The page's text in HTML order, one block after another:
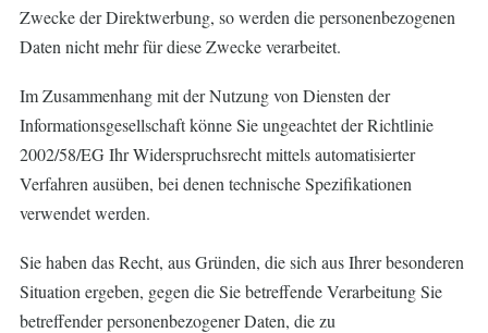
Zwecke der Direktwerbung, so werden die personenbezogenen
Daten nicht mehr für diese Zwecke verarbeitet.
Im Zusammenhang mit der Nutzung von Diensten der
Informationsgesellschaft könne Sie ungeachtet der Richtlinie
2002/58/EG Ihr Widerspruchsrecht mittels automatisierter
Verfahren ausüben, bei denen technische Spezifikationen
verwendet werden.
Sie haben das Recht, aus Gründen, die sich aus Ihrer besonderen
Situation ergeben, gegen die Sie betreffende Verarbeitung Sie
betreffender personenbezogener Daten, die zu